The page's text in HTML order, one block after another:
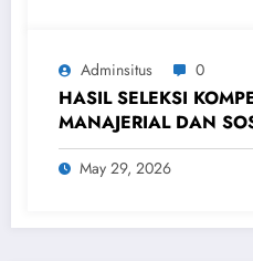
Adminsitus 0
HASIL SELEKSI
MANAJERIAL DAN
ASSESMENT )
SELEKSI TERBUKA JPT
May 29, 2026